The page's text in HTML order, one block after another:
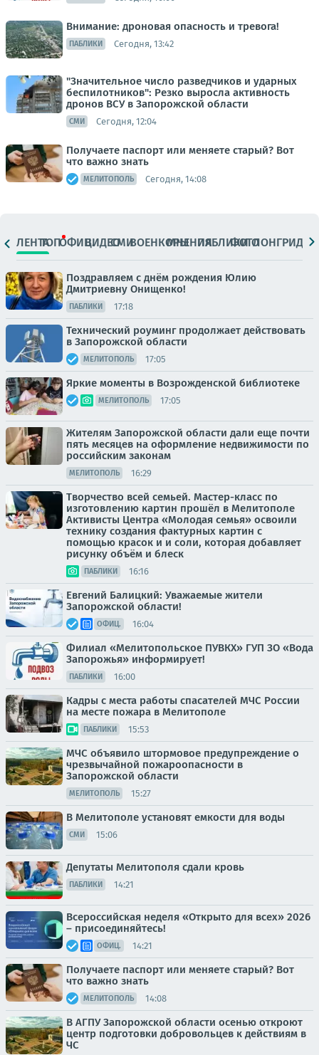
Внимание: дроновая опасность и тревога!
ПАБЛИКИ Сегодня, 13:42
"Значительное число разведчиков и ударных
беспилотников": Резко выросла активность
дронов ВСУ в Запорожской области
СМИ Сегодня, 12:04
Получаете паспорт или меняете старый? Вот
что важно знать
МЕЛИТОПОЛЬ Сегодня, 14:08
ЛЕНТАТОПОФИЦ.ВИДЕОСМИВОЕНКОРЫМНЕНИЯПАБЛИКИ
ФОТОЛОНГРИДЫ
Поздравляем с днём рождения Юлию
Дмитриевну Онищенко!
ПАБЛИКИ 17:18
Технический роуминг продолжает действовать
в Запорожской области
МЕЛИТОПОЛЬ 17:05
Яркие моменты в Возрожденской библиотеке
МЕЛИТОПОЛЬ 17:05
Жителям Запорожской области дали еще почти
пять месяцев на оформление недвижимости по
российским законам
МЕЛИТОПОЛЬ 16:29
Творчество всей семьей. Мастер-класс по
изготовлению картин прошёл в Мелитополе
Активисты Центра «Молодая семья» освоили
технику создания фактурных картин с
помощью красок и и соли, которая добавляет
рисунку объём и блеск
ПАБЛИКИ 16:16
Евгений Балицкий: Уважаемые жители
Запорожской области!
ОФИЦ. 16:04
Филиал «Мелитопольское ПУВКХ» ГУП ЗО «Вода
Запорожья» информирует!
ПАБЛИКИ 16:00
Кадры с места работы спасателей МЧС России
на месте пожара в Мелитополе
ПАБЛИКИ 15:53
МЧС объявило штормовое предупреждение о
чрезвычайной пожароопасности в
Запорожской области
МЕЛИТОПОЛЬ 15:27
В Мелитополе установят емкости для воды
СМИ 15:06
Депутаты Мелитополя сдали кровь
ПАБЛИКИ 14:21
Всероссийская неделя «Открыто для всех» 2026
– присоединяйтесь!
ОФИЦ. 14:21
Получаете паспорт или меняете старый? Вот
что важно знать
МЕЛИТОПОЛЬ 14:08
В АГПУ Запорожской области осенью откроют
центр подготовки добровольцев к действиям в
ЧС